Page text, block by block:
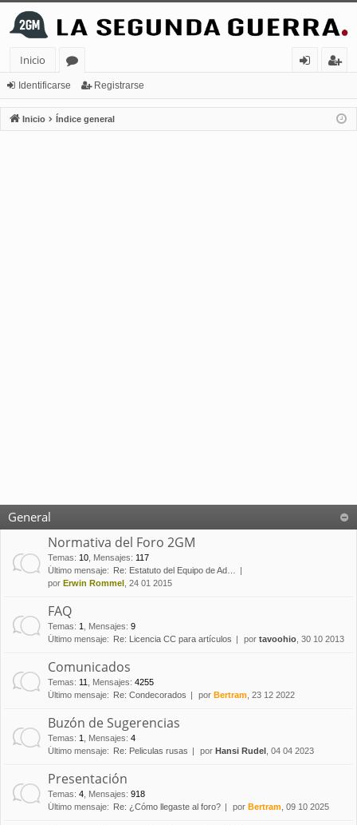
Inicio
or
os
nt
ifi
ist
ra
Identificarse Registrarse
Inicio Índice general
General
Normativa del Foro 2GM
Temas: 10 Mensajes: 117
Último mensaje:
Re: Estatuto del Equipo de Ad…
por Erwin Rommel , 24 01 2015
FAQ
Temas: 1 Mensajes: 9
Último mensaje:
Re: Licencia CC para artículos por tavoohio , 30 10 2013
Comunicados
Temas: 11 Mensajes: 4255
Último mensaje:
Re: Condecorados por Bertram , 23 12 2022
Buzón de Sugerencias
Temas: 1 Mensajes: 4
Último mensaje:
Re: Peliculas rusas por Hansi Rudel , 04 04 2023
Presentación
Temas: 4 Mensajes: 918
Último mensaje:
Re: ¿Cómo llegaste al foro? por Bertram , 09 10 2025